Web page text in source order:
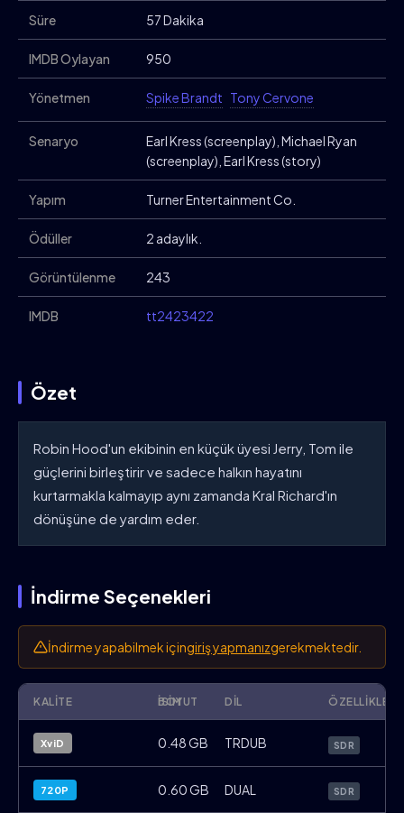
Süre 57 Dakika
IMDB Oylayan 950
Yönetmen Spike Brandt Tony Cervone
Senaryo
Earl Kress (screenplay), Michael Ryan
(screenplay), Earl Kress (story)
Yapım Turner Entertainment Co.
Ödüller 2 adaylık.
Görüntülenme 243
IMDB tt2423422
Özet
Robin Hood'un ekibinin en küçük üyesi Jerry, Tom ile
güçlerini birleştirir ve sadece halkın hayatını
kurtarmakla kalmayıp aynı zamanda Kral Richard'ın
dönüşüne de yardım eder.
İndirme Seçenekleri
İndirme yapabilmek içingiriş yapmanızgerekmektedir.
KALITE İSIM
BOYUT DIL ÖZELLIKLER
XviD 0.48 GB TRDUB SDR
720P 0.60 GB DUAL SDR